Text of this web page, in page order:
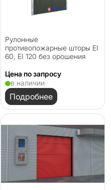
Рулонные
противопожарные шторы EI
60, EI 120 без орошения
Цена по запросу
в наличии
Подробнее